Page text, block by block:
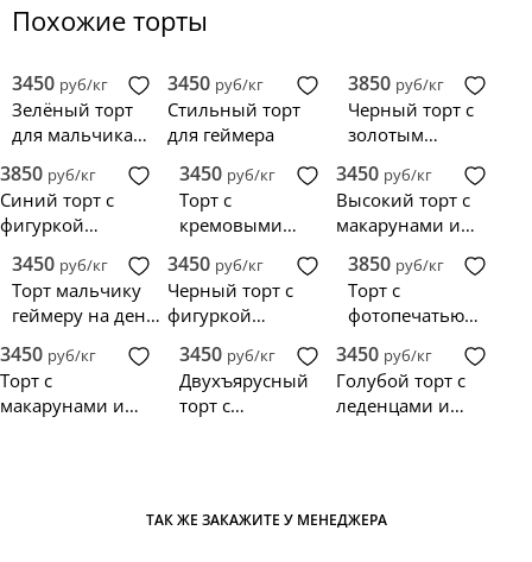
Похожие торты
3450 руб/кг
Зелёный торт
для мальчика
3450 руб/кг
Стильный торт
для геймера
3850 руб/кг
Черный торт с
золотым
3850 руб/кг
Синий торт с
фигуркой
3450 руб/кг
Торт с
кремовыми
фотопечатью
3450 руб/кг
Высокий торт с
макарунами и
шарами
3450 руб/кг
Торт мальчику
геймеру на день
3450 руб/кг
Черный торт с
фигуркой
3850 руб/кг
Торт с
фотопечатью
3450 руб/кг
Торт с
макарунами и
3450 руб/кг
Двухъярусный
торт с
3450 руб/кг
Голубой торт с
леденцами и
ТАК ЖЕ ЗАКАЖИТЕ У МЕНЕДЖЕРА